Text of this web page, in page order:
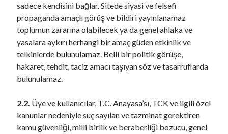
sadece kendisini bağlar. Sitede siyasi ve felsefi
propaganda amaçlı görüş ve bildiri yayınlanamaz
toplumun zararına olabilecek ya da genel ahlaka ve
yasalara aykırı herhangi bir amaç güden etkinlik ve
telkinlerde bulunulamaz. Belli bir politik görüşe,
hakaret, tehdit, taciz amacı taşıyan söz ve tasarruflarda
bulunulamaz.
2.2. Üye ve kullanıcılar, T.C. Anayasa’sı, TCK ve ilgili özel
kanunlar nedeniyle suç sayılan ve tazminat gerektiren
kamu güvenliği, milli birlik ve beraberliği bozucu, genel